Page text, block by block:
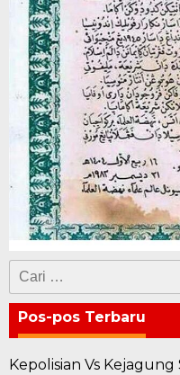
Cari
untuk:
Pos-pos Terbaru
Kepolisian Vs